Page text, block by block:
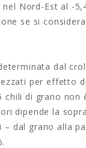
Nord-Est al -
se si
dal
per effetto
chili di grano
dipende la
dal grano alla